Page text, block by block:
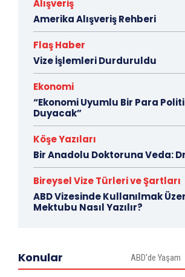
Alışveriş
Amerika Alışveriş Rehberi
Flaş Haber
Vize İşlemleri Durduruldu
Ekonomi
“Ekonomi Uyumlu Bir Para
Duyacak”
Köşe Yazıları
Bir Anadolu Doktoruna Veda:
Bireysel Vize Türleri ve Şartları
ABD Vizesinde Kullanılmak
Mektubu Nasıl Yazılır?
Konular ABD'de Yaşam